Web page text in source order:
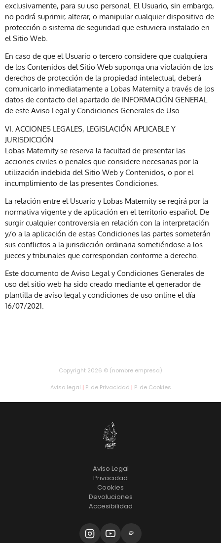
exclusivamente, para su uso personal. El Usuario, sin embargo,
no podrá suprimir, alterar, o manipular cualquier dispositivo de
protección o sistema de seguridad que estuviera instalado en
el Sitio Web.
En caso de que el Usuario o tercero considere que cualquiera
de los Contenidos del Sitio Web suponga una violación de los
derechos de protección de la propiedad intelectual, deberá
comunicarlo inmediatamente a Lobas Maternity a través de los
datos de contacto del apartado de INFORMACIÓN GENERAL
de este Aviso Legal y Condiciones Generales de Uso.
VI. ACCIONES LEGALES, LEGISLACIÓN APLICABLE Y
JURISDICCIÓN
Lobas Maternity se reserva la facultad de presentar las
acciones civiles o penales que considere necesarias por la
utilización indebida del Sitio Web y Contenidos, o por el
incumplimiento de las presentes Condiciones.
La relación entre el Usuario y Lobas Maternity se regirá por la
normativa vigente y de aplicación en el territorio español. De
surgir cualquier controversia en relación con la interpretación
y/o a la aplicación de estas Condiciones las partes someterán
sus conflictos a la jurisdicción ordinaria sometiéndose a los
jueces y tribunales que correspondan conforme a derecho.
Este documento de Aviso Legal y Condiciones Generales de
uso del sitio web ha sido creado mediante el generador de
plantilla de aviso legal y condiciones de uso online el día
16/07/2021.
Copyright 2026 © (nombre empresa)
Aviso legal | P. de Privacidad | P. de Cookies
Aviso Legal
Privacidad
Cookies
Devoluciones
Accesibilidad